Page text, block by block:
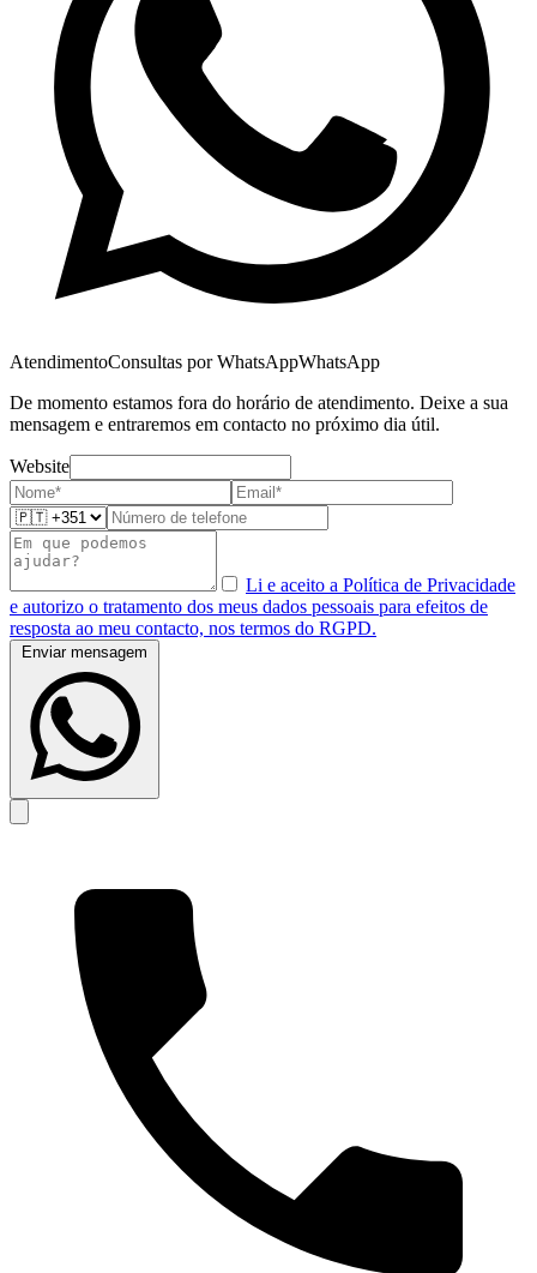
AtendimentoConsultas por WhatsAppWhatsApp
De momento estamos fora do horário de atendimento. Deixe a sua
mensagem e entraremos em contacto no próximo dia útil.
Website
Li e aceito a Política de Privacidade
e autorizo o tratamento dos meus dados pessoais para efeitos de
resposta ao meu contacto, nos termos do RGPD.